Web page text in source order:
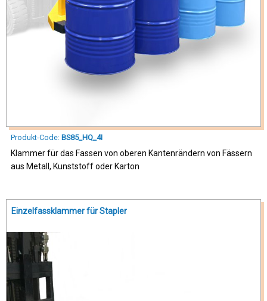
Produkt-Code: BS85_HQ_4I
Klammer für das Fassen von oberen Kantenrändern von Fässern
aus Metall, Kunststoff oder Karton
Einzelfassklammer für Stapler